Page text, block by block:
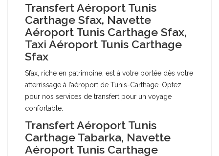
Transfert Aéroport Tunis
Carthage Sfax, Navette
Aéroport Tunis Carthage Sfax,
Taxi Aéroport Tunis Carthage
Sfax
Sfax, riche en patrimoine, est à votre portée dès votre
atterrissage à l’aéroport de Tunis-Carthage. Optez
pour nos services de transfert pour un voyage
confortable.
Transfert Aéroport Tunis
Carthage Tabarka, Navette
Aéroport Tunis Carthage